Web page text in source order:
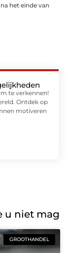
het einde van
te verkennen!
Ontdek op
motiveren
u niet mag
GROOTHANDEL